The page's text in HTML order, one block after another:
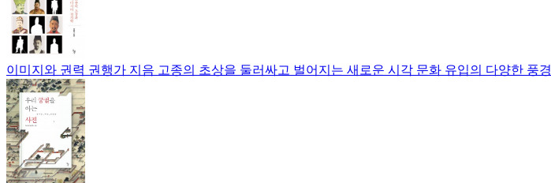
이미지와 권력 권행가 지음 고종의 초상을 둘러싸고 벌어지는 새로운 시각 문화 유입의 다양한 풍경